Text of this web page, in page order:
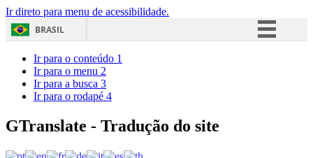
Ir direto para menu de acessibilidade.
BRASIL
Acesso à informação
Ir para o conteúdo 1
Ir para o menu 2
Ir para a busca 3
Ir para o rodapé 4
GTranslate - Tradução do site